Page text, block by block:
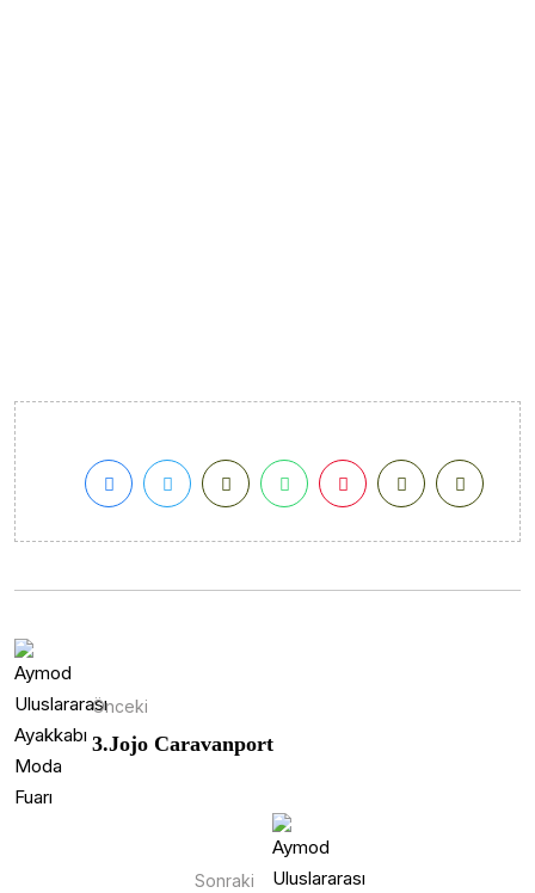
Önceki
3.Jojo Caravanport
Sonraki